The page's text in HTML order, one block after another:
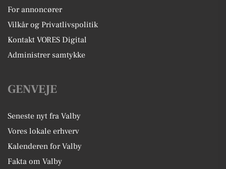
For annoncører
Vilkår og Privatlivspolitik
Kontakt VORES Digital
Administrer samtykke
GENVEJE
Seneste nyt fra Valby
Vores lokale erhverv
Kalenderen for Valby
Fakta om Valby